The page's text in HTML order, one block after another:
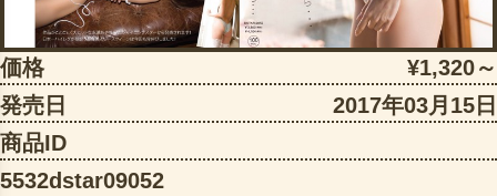
価格
¥1,320～
発売日
2017年03月15日
商品ID
5532dstar09052